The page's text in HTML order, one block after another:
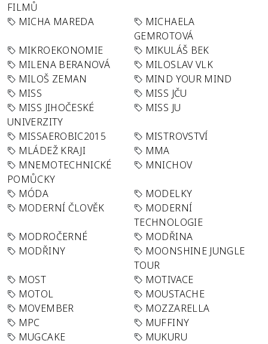
FILMŮ
MICHA MAREDA
MICHAELA
GEMROTOVÁ
MIKROEKONOMIE
MIKULÁŠ BEK
MILENA BERANOVÁ
MILOSLAV VLK
MILOŠ ZEMAN
MIND YOUR MIND
MISS
MISS JČU
MISS JIHOČESKÉ
UNIVERZITY
MISS JU
MISSAEROBIC2015
MISTROVSTVÍ
MLÁDEŽ KRAJI
MMA
MNEMOTECHNICKÉ
POMŮCKY
MNICHOV
MÓDA
MODELKY
MODERNÍ ČLOVĚK
MODERNÍ
TECHNOLOGIE
MODROČERNÉ
MODŘINA
MODŘINY
MOONSHINE JUNGLE
TOUR
MOST
MOTIVACE
MOTOL
MOUSTACHE
MOVEMBER
MOZZARELLA
MPC
MUFFINY
MUGCAKE
MUKURU